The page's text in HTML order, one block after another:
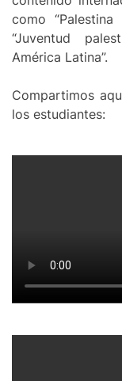
como
“Juventud
América Latina”.
Compartimos
los estudiantes: